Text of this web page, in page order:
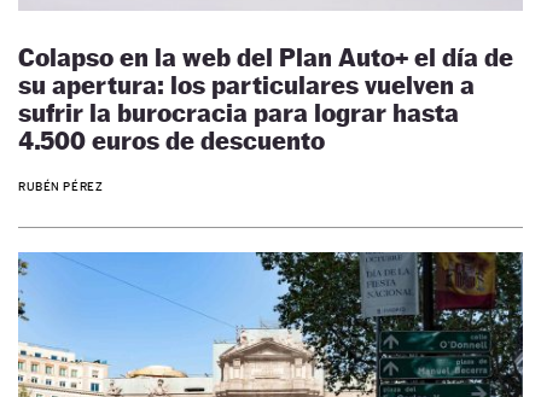
Colapso en la web del Plan Auto+ el día de
su apertura: los particulares vuelven a
sufrir la burocracia para lograr hasta
4.500 euros de descuento
RUBÉN PÉREZ